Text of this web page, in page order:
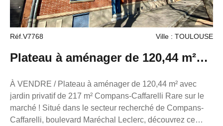
titulaire de la carte de démarchage immobilier pour le
compte de la société France Proprio). .
Réf.V7768 Ville : TOULOUSE
Plateau à aménager de 120,44 m²
avec jardin privatif de 217 m²
À VENDRE / Plateau à aménager de 120,44 m² avec
jardin privatif de 217 m² Compans-Caffarelli Rare sur le
marché ! Situé dans le secteur recherché de Compans-
Caffarelli, boulevard Maréchal Leclerc, découvrez ce